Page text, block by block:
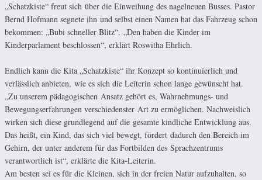
„Schatzkiste“ freut sich über die Einweihung des nagelneuen Busses. Pastor
Bernd Hofmann segnete ihn und selbst einen Namen hat das Fahrzeug schon
bekommen: „Bubi schneller Blitz“. „Den haben die Kinder im
Kinderparlament beschlossen“, erklärt Roswitha Ehrlich.
Endlich kann die Kita „Schatzkiste“ ihr Konzept so kontinuierlich und
verlässlich anbieten, wie es sich die Leiterin schon lange gewünscht hat.
„Zu unserem pädagogischen Ansatz gehört es, Wahrnehmungs- und
Bewegungserfahrungen verschiedenster Art zu ermöglichen. Nachweislich
wirken sich diese grundlegend auf die gesamte kindliche Entwicklung aus.
Das heißt, ein Kind, das sich viel bewegt, fördert dadurch den Bereich im
Gehirn, der unter anderem für das Fortbilden des Sprachzentrums
verantwortlich ist“, erklärte die Kita-Leiterin.
Am besten sei es für die Kleinen, sich in der freien Natur aufzuhalten, so